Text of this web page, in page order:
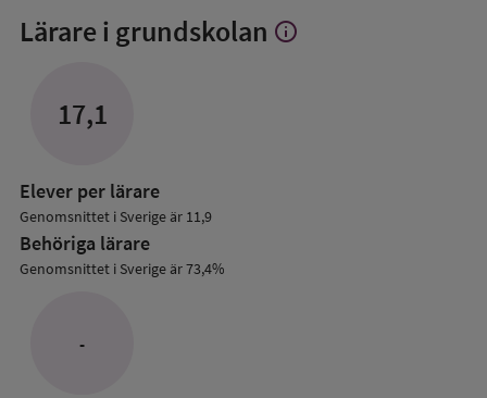
Lärare i grundskolan Visa
info
17,1
Elever per lärare
Genomsnittet i Sverige är 11,9
Behöriga lärare
Genomsnittet i Sverige är 73,4%
-